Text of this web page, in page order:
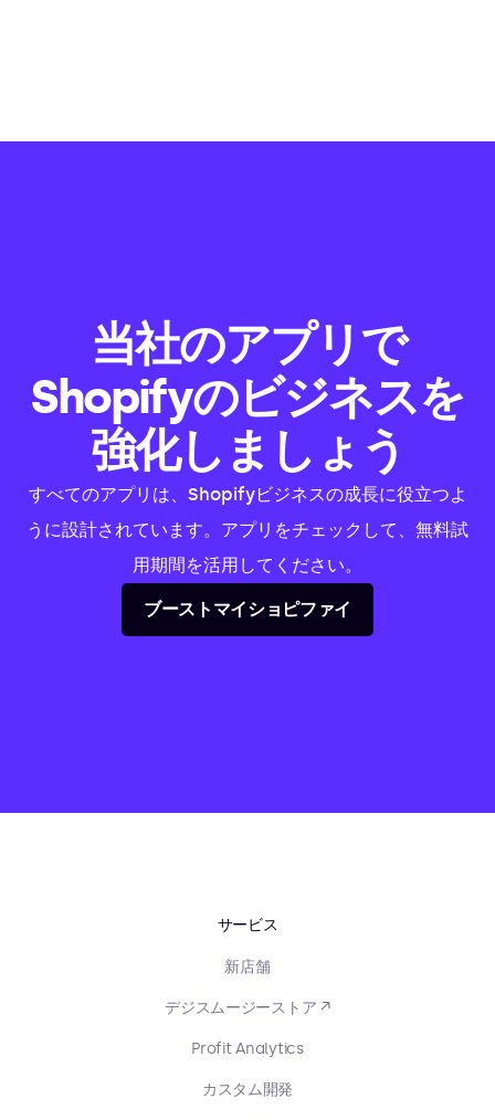
当社のアプリで
Shopifyのビジネスを
強化しましょう
すべてのアプリは、Shopifyビジネスの成長に役立つよ
うに設計されています。アプリをチェックして、無料試
用期間を活用してください。
ブーストマイショピファイ
サービス
新店舗
デジスムージーストア ↗
Profit Analytics
カスタム開発